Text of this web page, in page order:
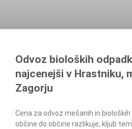
Odvoz bioloških
najcenejši v Hrastniku,
Zagorju
Cena za odvoz mešanih in bioloških
občine do občine razlikuje, kljub